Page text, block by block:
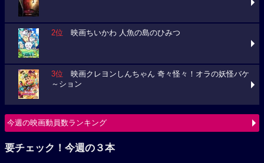
2位 映画ちいかわ 人魚の島のひみつ
3位 映画クレヨンしんちゃん 奇々怪々！オラの妖怪バケ
～ション
今週の映画動員数ランキング
要チェック！今週の３本